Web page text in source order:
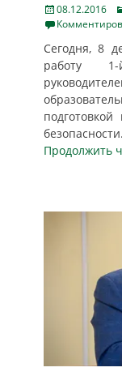
Posted
on
08.12.2016
Сегодня, 8
работу 1-
Продолжить